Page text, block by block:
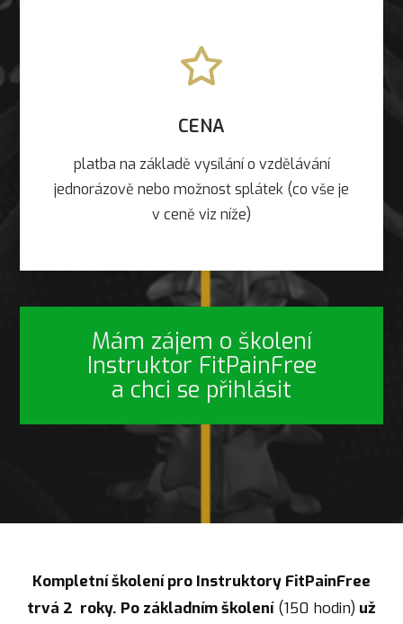
CENA
platba na základě vysílání o vzdělávání
jednorázově nebo možnost splátek (co vše je
v ceně viz níže)
Mám zájem o školení
Instruktor FitPainFree
a chci se přihlásit
Kompletní školení pro Instruktory FitPainFree
trvá 2 roky. Po základním školení(150 hodin) už